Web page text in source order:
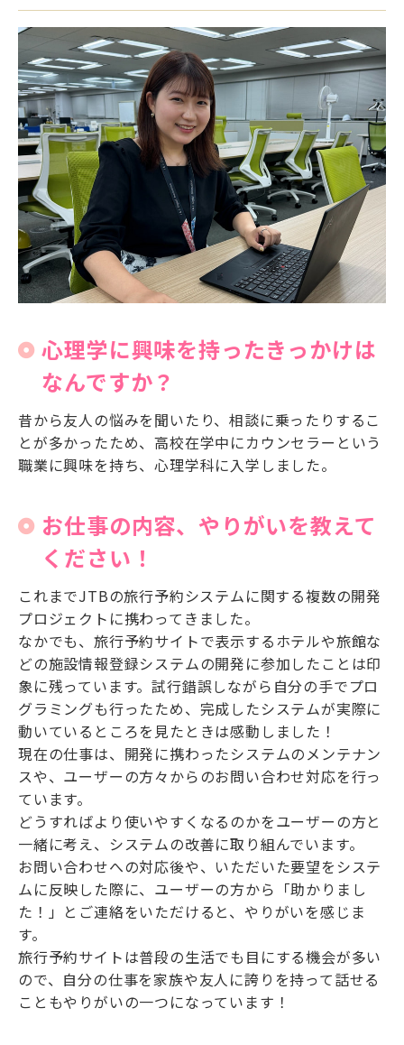
心理学に興味を持ったきっかけは
なんですか？
昔から友人の悩みを聞いたり、相談に乗ったりするこ
とが多かったため、高校在学中にカウンセラーという
職業に興味を持ち、心理学科に入学しました。
お仕事の内容、やりがいを教えて
ください！
これまでJTBの旅行予約システムに関する複数の開発
プロジェクトに携わってきました。
なかでも、旅行予約サイトで表示するホテルや旅館な
どの施設情報登録システムの開発に参加したことは印
象に残っています。試行錯誤しながら自分の手でプロ
グラミングも行ったため、完成したシステムが実際に
動いているところを見たときは感動しました！
現在の仕事は、開発に携わったシステムのメンテナン
スや、ユーザーの方々からのお問い合わせ対応を行っ
ています。
どうすればより使いやすくなるのかをユーザーの方と
一緒に考え、システムの改善に取り組んでいます。
お問い合わせへの対応後や、いただいた要望をシステ
ムに反映した際に、ユーザーの方から「助かりまし
た！」とご連絡をいただけると、やりがいを感じま
す。
旅行予約サイトは普段の生活でも目にする機会が多い
ので、自分の仕事を家族や友人に誇りを持って話せる
こともやりがいの一つになっています！